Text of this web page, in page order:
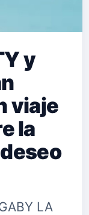
y
viaje
la
LA